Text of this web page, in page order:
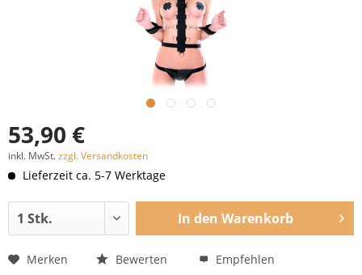
53,90 €
inkl. MwSt.zzgl. Versandkosten
Lieferzeit ca. 5-7 Werktage
In den Warenkorb
Merken Bewerten Empfehlen